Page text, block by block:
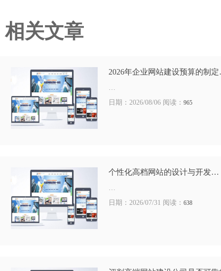
相关文章
2026年企业网站建设预算的制
…
日期：2026/08/06 阅读： 965
个性化高档网站的设计与开发…
…
日期：2026/07/31 阅读： 638